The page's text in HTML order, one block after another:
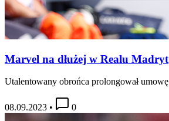
Marvel na dłużej w Realu Madryt
Utalentowany obrońca prolongował umowę
08.09.2023 • 0